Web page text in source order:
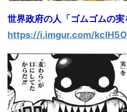
世界政府の人「ゴムゴムの実
https://i.imgur.com/